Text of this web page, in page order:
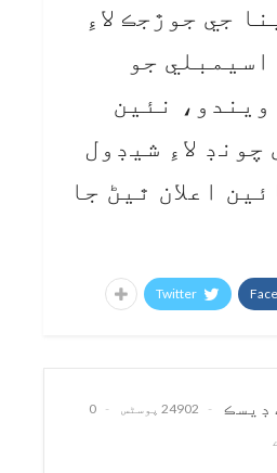
جي جوڙجڪ لاءِ
جو
ويندو، نئين
لاءِ شيڊول
اعلان ٿيڻ جا
Twitter
ڊيسڪ 24902 پوسٹس
0